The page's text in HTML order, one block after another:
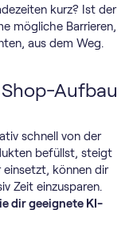
kurz? Ist der
mögliche Barrieren,
aus dem Weg.
Aufbau
schnell von der
befüllst, steigt
einsetzt, können dir
Zeit einzusparen.
dir geeignete KI-